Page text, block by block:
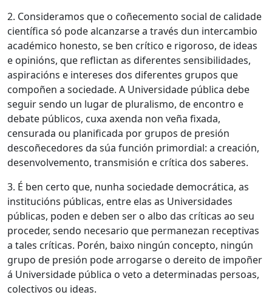
2. Consideramos que o coñecemento social de calidade
científica só pode alcanzarse a través dun intercambio
académico honesto, se ben crítico e rigoroso, de ideas
e opinións, que reflictan as diferentes sensibilidades,
aspiracións e intereses dos diferentes grupos que
compoñen a sociedade. A Universidade pública debe
seguir sendo un lugar de pluralismo, de encontro e
debate públicos, cuxa axenda non veña fixada,
censurada ou planificada por grupos de presión
descoñecedores da súa función primordial: a creación,
desenvolvemento, transmisión e crítica dos saberes.
3. É ben certo que, nunha sociedade democrática, as
institucións públicas, entre elas as Universidades
públicas, poden e deben ser o albo das críticas ao seu
proceder, sendo necesario que permanezan receptivas
a tales críticas. Porén, baixo ningún concepto, ningún
grupo de presión pode arrogarse o dereito de impoñer
á Universidade pública o veto a determinadas persoas,
colectivos ou ideas.